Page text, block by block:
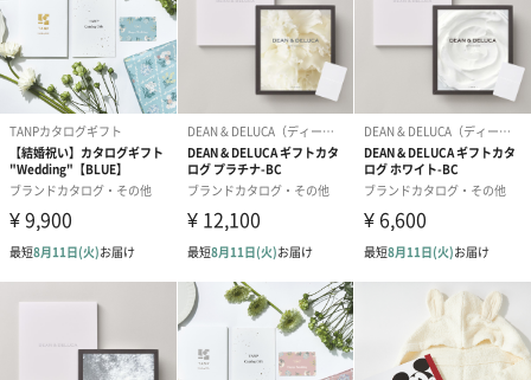
あり（0円）
メッセージカード
「印字なし」の場合、白紙のメッセージカードが同梱されますの
で、ご注意ください。
「相手に送る」「eギフト」の配送方法をご利用いただいたお客様
内容をご入力ください。